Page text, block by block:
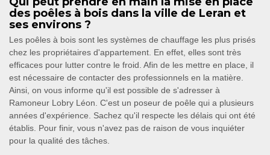
des poêles à bois dans la ville de Leran et
ses environs ?
Les poêles à bois sont les systèmes de chauffage les plus prisés
chez les propriétaires d'appartement. En effet, elles sont très
efficaces pour lutter contre le froid. Afin de les mettre en place, il
est nécessaire de contacter des professionnels en la matière.
Ainsi, on vous informe qu'il est possible de s'adresser à
Ramoneur Lobry Léon. C'est un poseur de poêle qui a plusieurs
années d'expérience. Sachez qu'il respecte les délais qui ont été
établis. Pour finir, vous n'avez pas de raison de vous inquiéter
pour la qualité des tâches.